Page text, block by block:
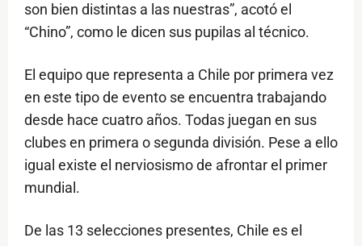
son bien distintas a las nuestras”, acotó el
“Chino”, como le dicen sus pupilas al técnico.
El equipo que representa a Chile por primera vez
en este tipo de evento se encuentra trabajando
desde hace cuatro años. Todas juegan en sus
clubes en primera o segunda división. Pese a ello
igual existe el nerviosismo de afrontar el primer
mundial.
De las 13 selecciones presentes, Chile es el